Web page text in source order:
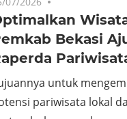
Bekasi
untuk
pariwisata lokal